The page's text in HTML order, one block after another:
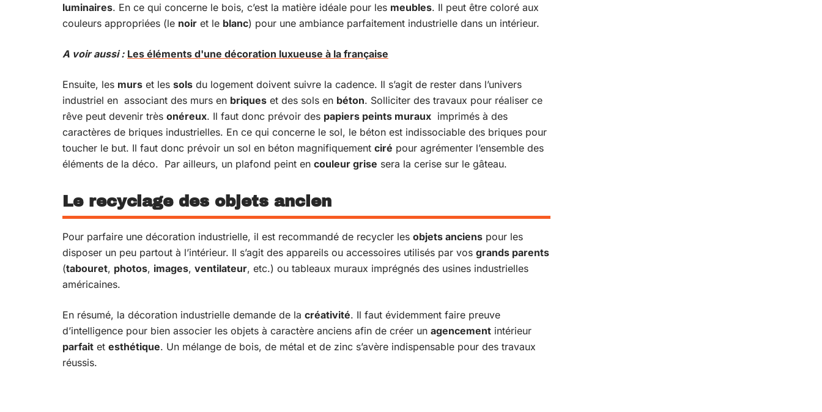
luminaires. En ce qui concerne le bois, c’est la matière idéale pour les meubles. Il peut être coloré aux
couleurs appropriées (le noir et le blanc) pour une ambiance parfaitement industrielle dans un intérieur.
A voir aussi : Les éléments d'une décoration luxueuse à la française
Ensuite, les murs et les sols du logement doivent suivre la cadence. Il s’agit de rester dans l’univers
industriel en associant des murs en briques et des sols en béton. Solliciter des travaux pour réaliser ce
rêve peut devenir très onéreux. Il faut donc prévoir des papiers peints muraux imprimés à des
caractères de briques industrielles. En ce qui concerne le sol, le béton est indissociable des briques pour
toucher le but. Il faut donc prévoir un sol en béton magnifiquement ciré pour agrémenter l’ensemble des
éléments de la déco. Par ailleurs, un plafond peint en couleur grise sera la cerise sur le gâteau.
Le recyclage des objets ancien
Pour parfaire une décoration industrielle, il est recommandé de recycler les objets anciens pour les
disposer un peu partout à l’intérieur. Il s’agit des appareils ou accessoires utilisés par vos grands parents
(tabouret, photos, images, ventilateur, etc.) ou tableaux muraux imprégnés des usines industrielles
américaines.
En résumé, la décoration industrielle demande de la créativité. Il faut évidemment faire preuve
d’intelligence pour bien associer les objets à caractère anciens afin de créer un agencement intérieur
parfait et esthétique. Un mélange de bois, de métal et de zinc s’avère indispensable pour des travaux
réussis.